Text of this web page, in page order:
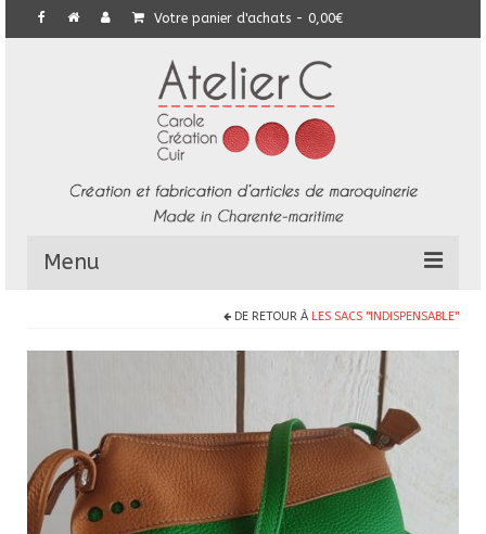
Votre panier d'achats - 0,00€
Menu
Collection
Commandes particulières
E-Boutique
Pour acheter
DE RETOUR À LES SACS "INDISPENSABLE"